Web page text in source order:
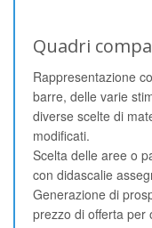
Quadri
Rappresentazione
barre, delle varie
diverse scelte di
modificati.
Scelta delle aree o
con didascalie
Generazione di
prezzo di offerta per